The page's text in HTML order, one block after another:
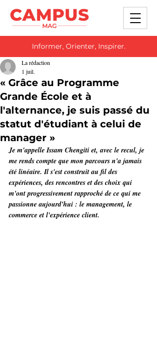
Informer, Orienter, Inspirer.
« Grâce au Programme
Grande École et à
l'alternance, je suis passé du
statut d'étudiant à celui de
manager »
La rédaction
1 juil.
Je m'appelle Issam Chengiti et, avec le recul, je
me rends compte que mon parcours n'a jamais
été linéaire. Il s'est construit au fil des
expériences, des rencontres et des choix qui
m'ont progressivement rapproché de ce qui me
passionne aujourd'hui : le management, le
commerce et l'expérience client.